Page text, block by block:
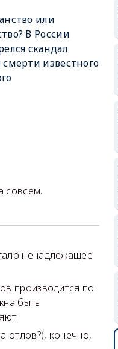
или
В России
скандал
смерти известного
совсем.
ненадлежащее
производится по
быть
отлов?), конечно,